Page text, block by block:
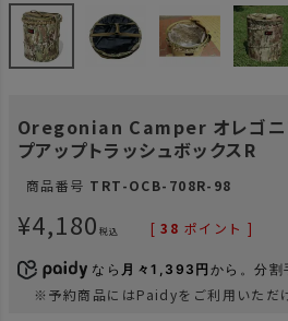
Oregonian Camper オレゴニ
プアップトラッシュボックスR
商品番号 TRT-OCB-708R-98
¥4,180 税込 [ 38 ポイント ]
なら 月々1,393円 から。分割
※予約商品にはPaidyをご利用いただ